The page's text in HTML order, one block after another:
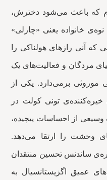
که باعث می‌شود دخترش،
خانواده یعنی «چارلی»
که آنی رازهای هولناکی را
مردگان و فعالیت‌های یک
موروثی برمی‌دارد. یکی از
تونی کولت در
از احساسات پیچیده،
وحشت را ارتقا می‌دهد.
ساندنس تحسین منتقدان
عمیق اگزیستانسیال به